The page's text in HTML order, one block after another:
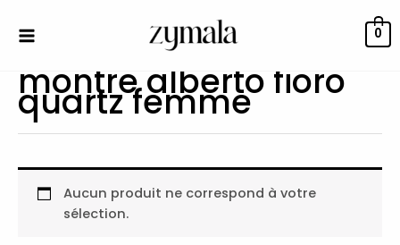
0
montre alberto fioro
quartz femme
Aucun produit ne correspond à votre
sélection.